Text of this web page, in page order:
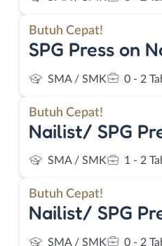
Butuh Cepat!
SPG Press on
SMA / SMK 0 - 2
Butuh Cepat!
Nailist/ SPG
SMA / SMK 1 - 2
Butuh Cepat!
Nailist/ SPG
SMA / SMK 0 - 2